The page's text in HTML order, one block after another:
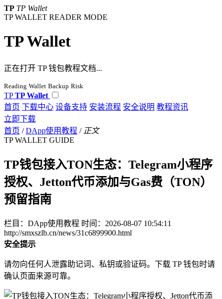
TP TP Wallet
TP WALLET READER MODE
TP Wallet
正在打开 TP 钱包教程文档...
Reading Wallet Backup Risk
TP TP Wallet
首页 下载中心 设备支持 安装流程 安全说明 教程资讯
立即下载
首页 / DApp使用教程 / 正文
TP WALLET GUIDE
TP钱包接入TON生态：Telegram小程序
授权、Jetton代币添加与Gas费（TON）
预留指南
栏目：DApp使用教程 时间：2026-08-07 10:54:11
http://smxszlb.cn/news/31c6899900.html
安全提示
请勿向任何人泄露助记词、私钥或验证码。下载 TP 钱包时请
确认页面来源可靠。